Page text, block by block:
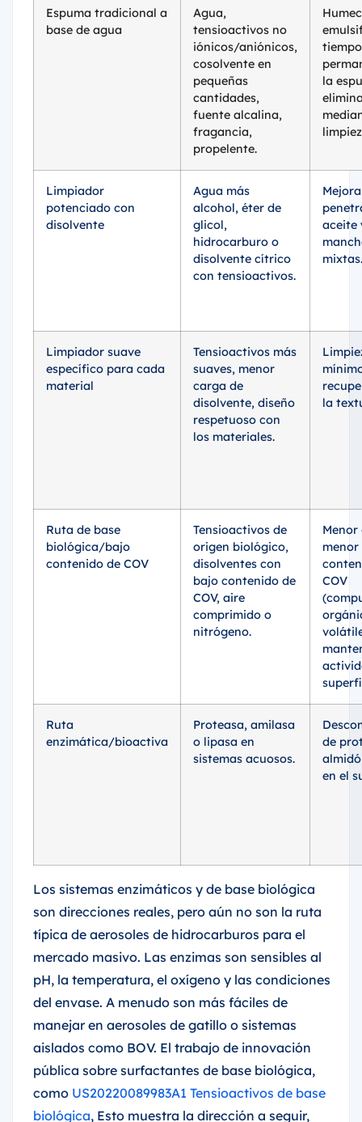
Espuma tradicional a
base de agua
Agua,
tensioactivos no
iónicos/aniónicos,
cosolvente en
pequeñas
cantidades,
fuente alcalina,
fragancia,
propelente.
la
Limpiador
potenciado con
disolvente
Agua más
alcohol, éter de
glicol,
hidrocarburo o
disolvente cítrico
con tensioactivos.
aceite
mixtas.
Limpiador suave
específico para cada
material
Tensioactivos más
suaves, menor
carga de
disolvente, diseño
respetuoso con
los materiales.
la
Ruta de base
biológica/bajo
contenido de COV
Tensioactivos de
origen biológico,
disolventes con
bajo contenido de
COV, aire
comprimido o
nitrógeno.
menor
COV
Ruta
enzimática/bioactiva
Proteasa, amilasa
o lipasa en
sistemas acuosos.
de
en el
Los sistemas enzimáticos y de base biológica
son direcciones reales, pero aún no son la ruta
típica de aerosoles de hidrocarburos para el
mercado masivo. Las enzimas son sensibles al
pH, la temperatura, el oxígeno y las condiciones
del envase. A menudo son más fáciles de
manejar en aerosoles de gatillo o sistemas
aislados como BOV. El trabajo de innovación
pública sobre surfactantes de base biológica,
como US20220089983A1 Tensioactivos de base
biológica, Esto muestra la dirección a seguir,